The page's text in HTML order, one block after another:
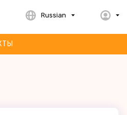
Russian